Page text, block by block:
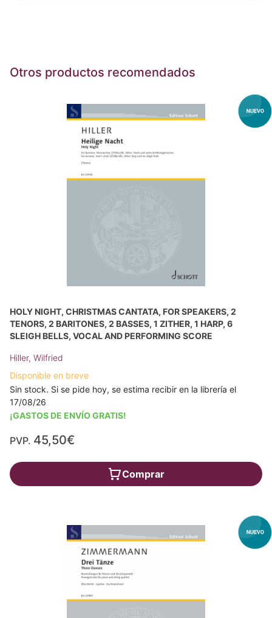
Otros productos recomendados
HOLY NIGHT, CHRISTMAS CANTATA, FOR SPEAKERS, 2
TENORS, 2 BARITONES, 2 BASSES, 1 ZITHER, 1 HARP, 6
SLEIGH BELLS, VOCAL AND PERFORMING SCORE
Hiller, Wilfried
Disponible en breve
Sin stock. Si se pide hoy, se estima recibir en la librería el
17/08/26
¡GASTOS DE ENVÍO GRATIS!
PVP. 45,50€
Comprar